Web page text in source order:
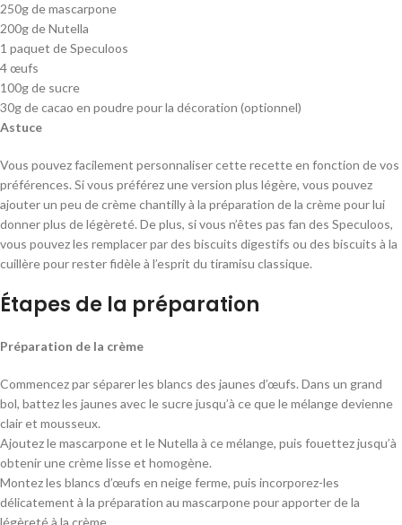
250g de mascarpone
200g de Nutella
1 paquet de Speculoos
4 œufs
100g de sucre
30g de cacao en poudre pour la décoration (optionnel)
Astuce
Vous pouvez facilement personnaliser cette recette en fonction de vos
préférences. Si vous préférez une version plus légère, vous pouvez
ajouter un peu de crème chantilly à la préparation de la crème pour lui
donner plus de légèreté. De plus, si vous n’êtes pas fan des Speculoos,
vous pouvez les remplacer par des biscuits digestifs ou des biscuits à la
cuillère pour rester fidèle à l’esprit du tiramisu classique.
Étapes de la préparation
Préparation de la crème
Commencez par séparer les blancs des jaunes d’œufs. Dans un grand
bol, battez les jaunes avec le sucre jusqu’à ce que le mélange devienne
clair et mousseux.
Ajoutez le mascarpone et le Nutella à ce mélange, puis fouettez jusqu’à
obtenir une crème lisse et homogène.
Montez les blancs d’œufs en neige ferme, puis incorporez-les
délicatement à la préparation au mascarpone pour apporter de la